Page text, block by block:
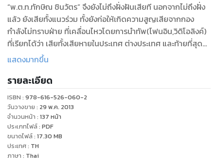
“พ.ต.ท.ทักษิณ ชินวัตร” จึงยังไม่ถึงฝั่งฝันเสียที นอกจากไม่ถึงฝั่ง
แล้ว ยังเสียทั้งแนวร่วม ทั้งยังก่อให้เกิดความสูญเสียจากกอง
กำลังไม่ทราบฝ่าย ที่เคลื่อนไหวโดยการนำทัพ(โฟนอิน,วิดิโอลิงค์)
ที่เรียกได้ว่า เสียทั้งเสียหายในประเทศ ต่างประเทศ และท้ายที่สุด
มวลชนผู้รักทักษิณ(บางส่วน) ก็สลดใจกับยุทธวิธีต่อสู้ครั้งนี้อีก
ทักษิณ...สู้ให้ตายก็ไม่ชนะ ตอบโจทย์ได้ชัดว่าอะไรคือสาเหตุ และ
สาเหตุที่ว่านั้น ถือได้ว่าเป็นยุทธศาสตร์สำคัญอีกด้วย ที่สำคัญ
หนังสือเล่มนี้ยังเป็นการถ่ายทอดจากประสบการณ์ของ สนธิญาณ
ชื่นฤทัยในธรรม จากที่ได้เคลื่อนไหวมวลชน และคลุกคลีกับข่าว
คราวของทักษิณมาโดยตลอด ล้วนแล้วแต่ชัดเจนในทางข่าว
วิเคราะห์ในเชิงลึก การันตีได้ว่า อ่านแล้วนอกจากได้ข้อมูลข่าวสาร
ที่กรองแล้วเชิงวิเคราะห์เจาะลึก ยังได้อุทาหรณ์ความคิดดีๆ ที่จะไป
แสดงมากขึ้น
รายละเอียด
ISBN : 978-616-526-060-2
วันวางขาย : 29 พ.ค. 2013
จำนวนหน้า : 137 หน้า
ประเภทไฟล์: PDF
ขนาดไฟล์: 17.30 MB
ประเทศ: TH
ภาษา : Thai